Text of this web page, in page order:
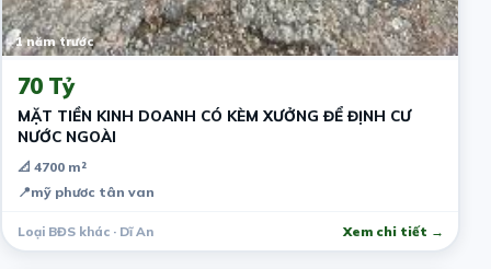
1 năm trước
70 Tỷ
MẶT TIỀN KINH DOANH CÓ KÈM XƯỞNG ĐỂ ĐỊNH CƯ
NƯỚC NGOÀI
📐 4700 m²
📍mỹ phươc tân van
Loại BĐS khác · Dĩ An Xem chi tiết →